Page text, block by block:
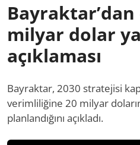
milyar dolar
açıklaması
Bayraktar, 2030 stratejisi
verimliliğine 20 milyar
planlandığını açıkladı.